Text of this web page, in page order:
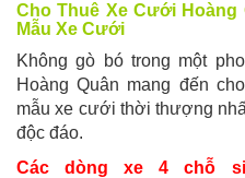
Cho Thuê Xe Cưới Hoàng
Mẫu Xe Cưới
Không gò bó trong một
Hoàng Quân mang đến
mẫu xe cưới thời thượng
độc đáo.
Các dòng xe 4 chỗ